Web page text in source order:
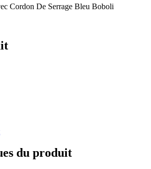
Cordon De Serrage Bleu Boboli
du produit